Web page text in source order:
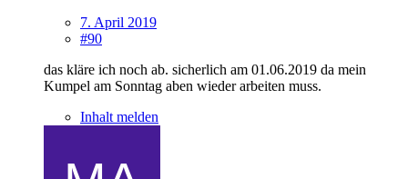
7. April 2019
#90
das kläre ich noch ab. sicherlich am 01.06.2019 da mein
Kumpel am Sonntag aben wieder arbeiten muss.
Inhalt melden